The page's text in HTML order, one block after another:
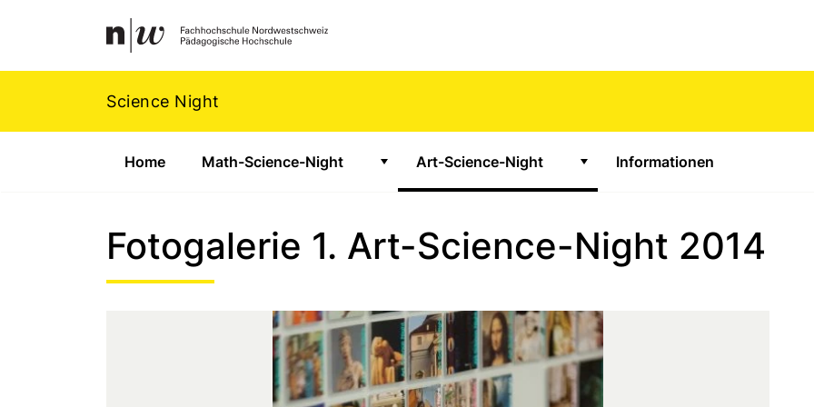
Navigation
Science Night
Home Math-Science-Night
Zeige Untermenü für "Math-Science-Night"
Art-Science-Night
Zeige Untermenü für "Art-
Informationen
Fotogalerie 1. Art-Science-Night 2014
Footer